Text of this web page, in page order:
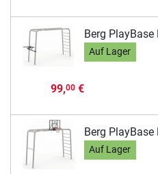
Berg PlayBase
Auf Lager
99,00€
Berg
Auf Lager